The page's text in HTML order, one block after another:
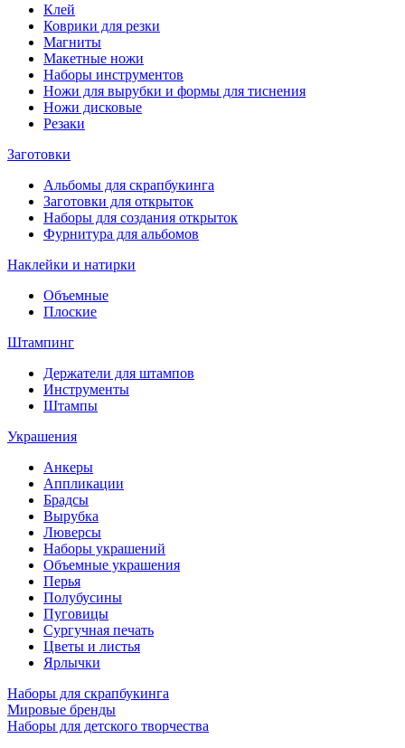
Клей
Коврики для резки
Магниты
Макетные ножи
Наборы инструментов
Ножи для вырубки и формы для тиснения
Ножи дисковые
Резаки
Заготовки
Альбомы для скрапбукинга
Заготовки для открыток
Наборы для создания открыток
Фурнитура для альбомов
Наклейки и натирки
Объемные
Плоские
Штампинг
Держатели для штампов
Инструменты
Штампы
Украшения
Анкеры
Аппликации
Брадсы
Вырубка
Люверсы
Наборы украшений
Объемные украшения
Перья
Полубусины
Пуговицы
Сургучная печать
Цветы и листья
Ярлычки
Наборы для скрапбукинга
Мировые бренды
Наборы для детского творчества